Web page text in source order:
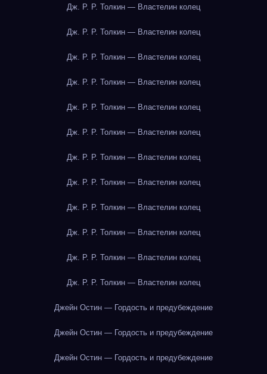
Дж. Р. Р. Толкин — Властелин колец
Дж. Р. Р. Толкин — Властелин колец
Дж. Р. Р. Толкин — Властелин колец
Дж. Р. Р. Толкин — Властелин колец
Дж. Р. Р. Толкин — Властелин колец
Дж. Р. Р. Толкин — Властелин колец
Дж. Р. Р. Толкин — Властелин колец
Дж. Р. Р. Толкин — Властелин колец
Дж. Р. Р. Толкин — Властелин колец
Дж. Р. Р. Толкин — Властелин колец
Дж. Р. Р. Толкин — Властелин колец
Дж. Р. Р. Толкин — Властелин колец
Джейн Остин — Гордость и предубеждение
Джейн Остин — Гордость и предубеждение
Джейн Остин — Гордость и предубеждение